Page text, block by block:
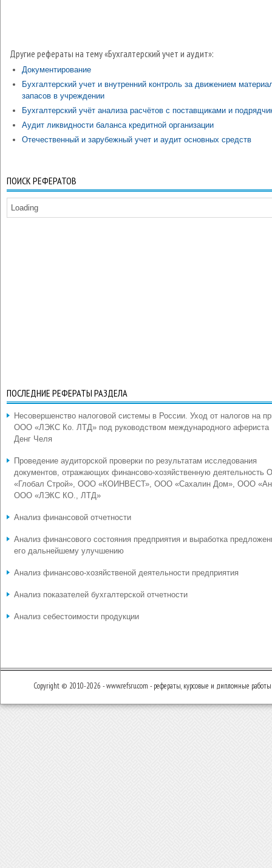
Другие рефераты на тему «Бухгалтерский учет и аудит»:
Документирование
Бухгалтерский учет и внутренний контроль за движением
запасов в учреждении
Бухгалтерский учёт анализа расчётов с поставщиками и
Аудит ликвидности баланса кредитной организации
Отечественный и зарубежный учет и аудит основных средств
ПОИСК РЕФЕРАТОВ
Loading
ПОСЛЕДНИЕ РЕФЕРАТЫ РАЗДЕЛА
Несовершенство налоговой системы в России. Уход от налогов на
ООО «ЛЭКС Ко. ЛТД» под руководством международного
Денг Челя
Проведение аудиторской проверки по результатам исследования
документов, отражающих финансово-хозяйственную деятельность
«Глобал Строй», ООО «КОИНВЕСТ», ООО «Сахалин Дом», ООО
ООО «ЛЭКС КО., ЛТД»
Анализ финансовой отчетности
Анализ финансового состояния предприятия и выработка
его дальнейшему улучшению
Анализ финансово-хозяйственой деятельности предприятия
Анализ показателей бухгалтерской отчетности
Анализ себестоимости продукции
Copyright © 2010-2026 - www.refsru.com - рефераты, курсовые и дипломные работы